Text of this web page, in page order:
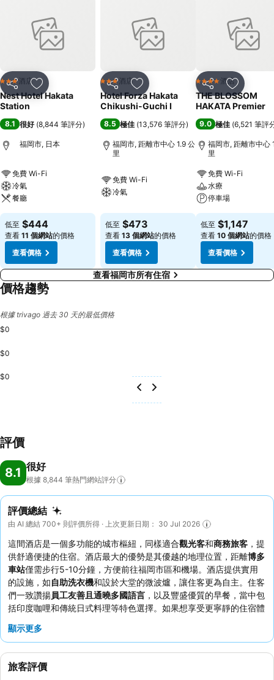
分享 放到收藏夾
3 星級酒店
Nest Hotel Hakata
Station
8.1 很好 (8,844 筆評分)
福岡市, 日本
免費 Wi-Fi
冷氣
餐廳
低至 $444
查看 11 個網站的價格
查看價格
分享 放到收藏夾
3 星級酒店
Hotel Forza Hakata
Chikushi-Guchi Ⅰ
8.5 極佳 (13,576 筆評分)
福岡市, 距離市中心 1.9 公
里
免費 Wi-Fi
冷氣
低至 $473
查看 13 個網站的價格
查看價格
分享 放到收藏
4 星級 酒店
THE BLOSSOM
HAKATA Premier
9.0 極佳 (6,521 筆評
福岡市, 距離市中心
里
免費 Wi-Fi
水療
停車場
低至 $1,147
查看 10 個網站的價格
查看價格
查看福岡市所有住宿
價格趨勢
根據 trivago 過去 30 天的最低價格
$0
$0
$0
評價
8.1 很好
根據 8,844 筆熱門網站評分
評價總結
由 AI 總結 700+ 則評價所得 · 上次更新日期： 30 Jul 2026
這間酒店是一個多功能的城市樞紐，同樣適合觀光客和商務旅客 ，提
供舒適便捷的住宿。酒店最大的優勢是其優越的地理位置，距離博多
車站僅需步行5-10分鐘，方便前往福岡市區和機場。酒店提供實用
的設施，如自助洗衣機和設於大堂的微波爐，讓住客更為自主。住客
們一致讚揚員工友善且通曉多國語言 ，以及豐盛優質的早餐，當中包
括印度咖哩和傳統日式料理等特色選擇。如果想享受更寧靜的住宿體
傳來噪音。
顯示更多
旅客評價